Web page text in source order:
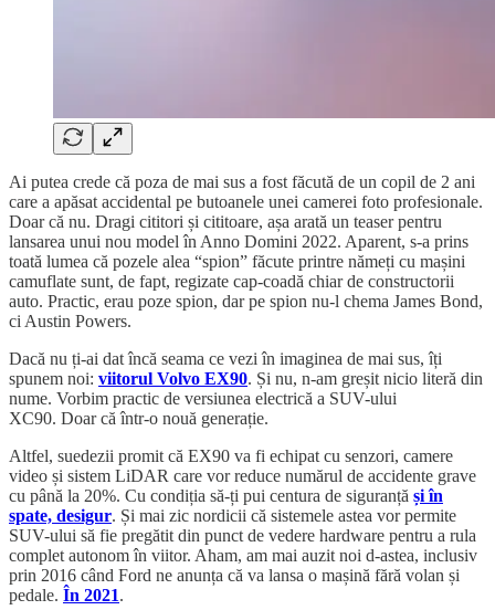
Ai putea crede că poza de mai sus a fost făcută de un copil de 2 ani
care a apăsat accidental pe butoanele unei camerei foto profesionale.
Doar că nu. Dragi cititori și cititoare, așa arată un teaser pentru
lansarea unui nou model în Anno Domini 2022. Aparent, s-a prins
toată lumea că pozele alea “spion” făcute printre nămeți cu mașini
camuflate sunt, de fapt, regizate cap-coadă chiar de constructorii
auto. Practic, erau poze spion, dar pe spion nu-l chema James Bond,
ci Austin Powers.
Dacă nu ți-ai dat încă seama ce vezi în imaginea de mai sus, îți
spunem noi: viitorul Volvo EX90. Și nu, n-am greșit nicio literă din
nume. Vorbim practic de versiunea electrică a SUV-ului
XC90. Doar că într-o nouă generație.
Altfel, suedezii promit că EX90 va fi echipat cu senzori, camere
video și sistem LiDAR care vor reduce numărul de accidente grave
cu până la 20%. Cu condiția să-ți pui centura de siguranță și în
spate, desigur. Și mai zic nordicii că sistemele astea vor permite
SUV-ului să fie pregătit din punct de vedere hardware pentru a rula
complet autonom în viitor. Aham, am mai auzit noi d-astea, inclusiv
prin 2016 când Ford ne anunța că va lansa o mașină fără volan și
pedale. În 2021.